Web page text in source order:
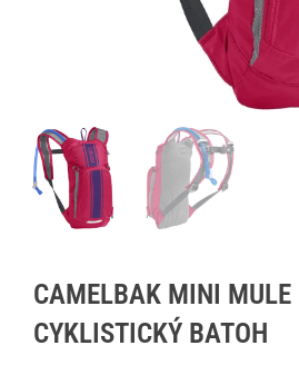
CAMELBAK MINI MULE
CYKLISTICKÝ BATOH